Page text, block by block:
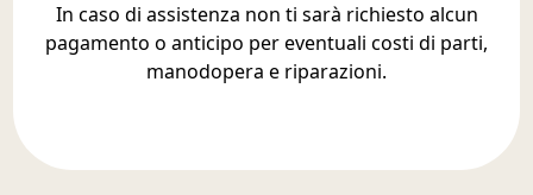
In caso di assistenza non ti sarà richiesto alcun
pagamento o anticipo per eventuali costi di parti,
manodopera e riparazioni.